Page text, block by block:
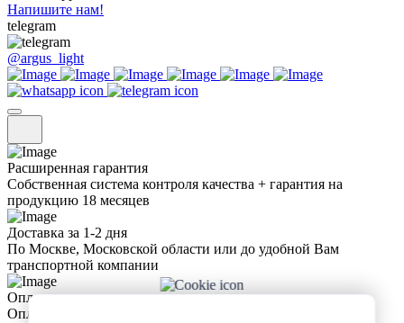
Напишите нам!
telegram
@argus_light
Расширенная гарантия
Собственная система контроля качества + гарантия на
продукцию 18 месяцев
Доставка за 1-2 дня
По Москве, Московской области или до удобной Вам
транспортной компании
Оплата
Оплата любым удобным для Вас способом + возможность